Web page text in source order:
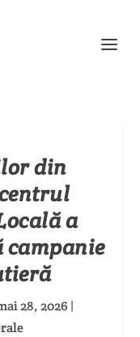
din
a
campanie
28, 2026 |